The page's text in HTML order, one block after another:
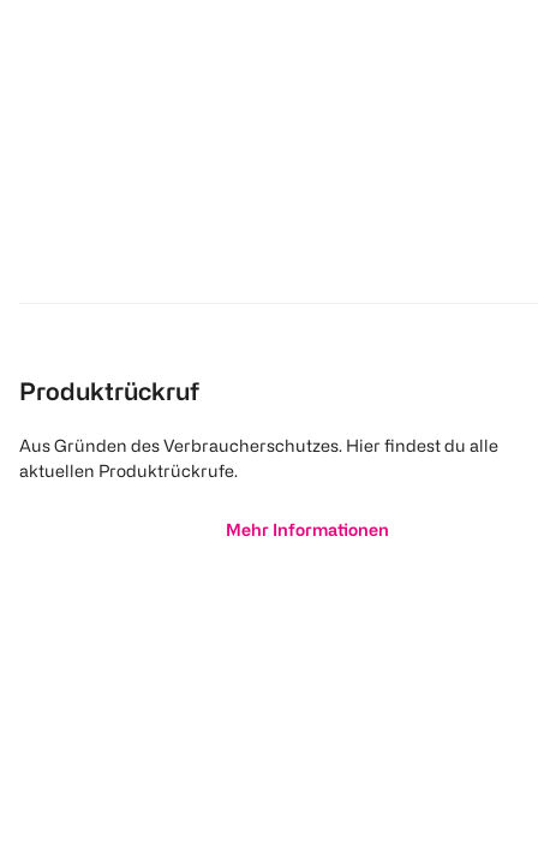
Produktrückruf
Aus Gründen des Verbraucherschutzes. Hier findest du alle
aktuellen Produktrückrufe.
Mehr Informationen